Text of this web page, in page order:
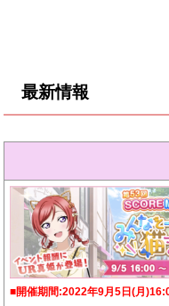
最新情報
■開催期間:2022年9月5日(月